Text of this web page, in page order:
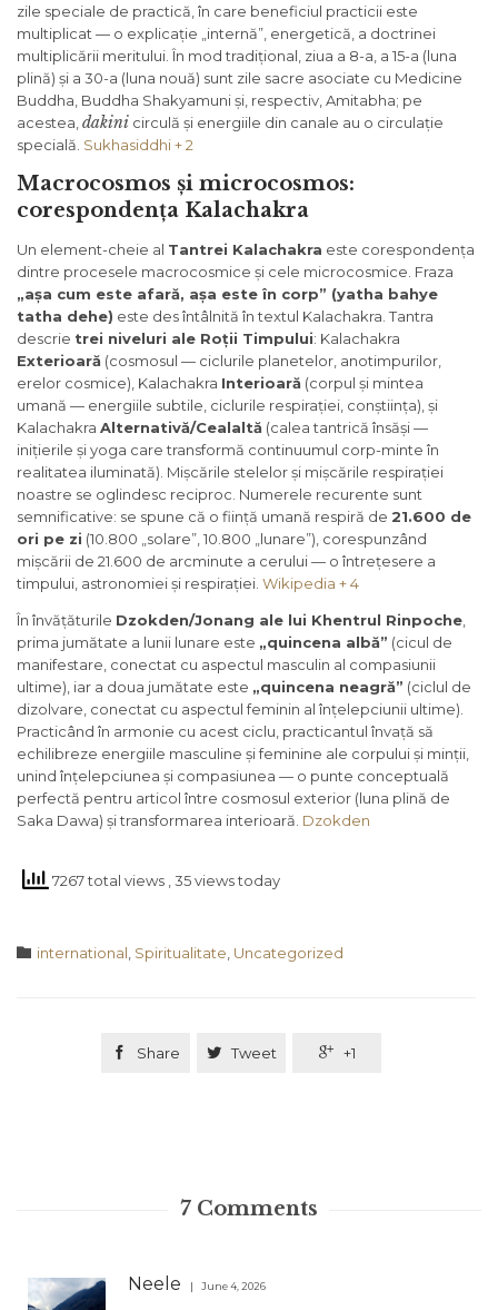
zile speciale de practică, în care beneficiul practicii este
multiplicat — o explicație „internă”, energetică, a doctrinei
multiplicării meritului. În mod tradițional, ziua a 8-a, a 15-a (luna
plină) și a 30-a (luna nouă) sunt zile sacre asociate cu Medicine
Buddha, Buddha Shakyamuni și, respectiv, Amitabha; pe
acestea, dakini circulă și energiile din canale au o circulație
specială. Sukhasiddhi + 2
Macrocosmos și microcosmos:
corespondența Kalachakra
Un element-cheie al Tantrei Kalachakra este corespondența
dintre procesele macrocosmice și cele microcosmice. Fraza
„așa cum este afară, așa este în corp” (yatha bahye
tatha dehe) este des întâlnită în textul Kalachakra. Tantra
descrie trei niveluri ale Roții Timpului: Kalachakra
Exterioară (cosmosul — ciclurile planetelor, anotimpurilor,
erelor cosmice), Kalachakra Interioară (corpul și mintea
umană — energiile subtile, ciclurile respirației, conștiința), și
Kalachakra Alternativă/Cealaltă (calea tantrică însăși —
inițierile și yoga care transformă continuumul corp-minte în
realitatea iluminată). Mișcările stelelor și mișcările respirației
noastre se oglindesc reciproc. Numerele recurente sunt
semnificative: se spune că o ființă umană respiră de 21.600 de
ori pe zi (10.800 „solare”, 10.800 „lunare”), corespunzând
mișcării de 21.600 de arcminute a cerului — o întrețesere a
timpului, astronomiei și respirației. Wikipedia + 4
În învățăturile Dzokden/Jonang ale lui Khentrul Rinpoche
prima jumătate a lunii lunare este „quincena albă” (cicul de
manifestare, conectat cu aspectul masculin al compasiunii
ultime), iar a doua jumătate este „quincena neagră” (ciclul de
dizolvare, conectat cu aspectul feminin al înțelepciunii ultime).
Practicând în armonie cu acest ciclu, practicantul învață să
echilibreze energiile masculine și feminine ale corpului și minții,
unind înțelepciunea și compasiunea — o punte conceptuală
perfectă pentru articol între cosmosul exterior (luna plină de
Saka Dawa) și transformarea interioară. Dzokden
7267 total views , 35 views today
 Category
international Spiritualitate Uncategorized
 Share  Tweet  +1
7 Comments
Neele June 4, 2026